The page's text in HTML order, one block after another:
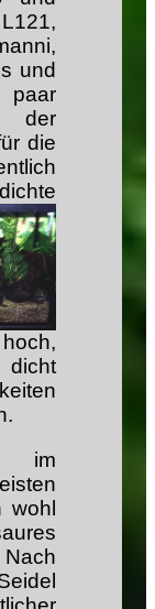
und
der
die
im
wohl